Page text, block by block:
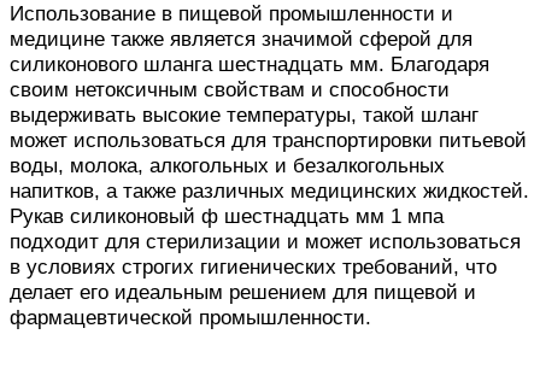
Использование в пищевой промышленности и
медицине также является значимой сферой для
силиконового шланга шестнадцать мм. Благодаря
своим нетоксичным свойствам и способности
выдерживать высокие температуры, такой шланг
может использоваться для транспортировки питьевой
воды, молока, алкогольных и безалкогольных
напитков, а также различных медицинских жидкостей.
Рукав силиконовый ф шестнадцать мм 1 мпа
подходит для стерилизации и может использоваться
в условиях строгих гигиенических требований, что
делает его идеальным решением для пищевой и
фармацевтической промышленности.